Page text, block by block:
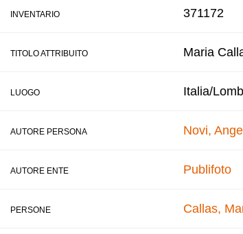
INVENTARIO 371172
TITOLO ATTRIBUITO Maria
LUOGO Italia/
AUTORE PERSONA Novi,
AUTORE ENTE Publifoto
PERSONE Callas,